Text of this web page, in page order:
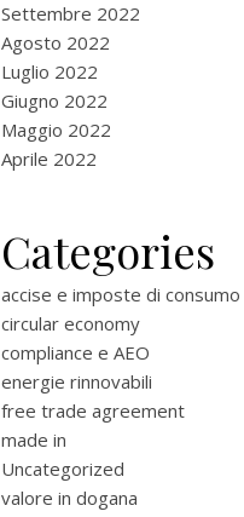
Settembre 2022
Agosto 2022
Luglio 2022
Giugno 2022
Maggio 2022
Aprile 2022
Categories
accise e imposte di consumo
circular economy
compliance e AEO
energie rinnovabili
free trade agreement
made in
Uncategorized
valore in dogana